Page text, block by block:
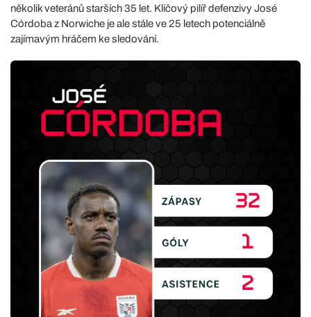
několik veteránů starších 35 let. Klíčový pilíř defenzivy José
Córdoba z Norwiche je ale stále ve 25 letech potenciálně
zajímavým hráčem ke sledování.